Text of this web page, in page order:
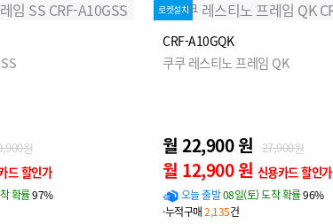
원
드 할인가
확률97%
로켓설치
CRF-A10GQK
쿠쿠 레스티노 프레임 QK
월 22,900 원 27,900원
월 12,900 원 신용카드 할인가
오늘 출발08일(토) 도착 확률96%
·누적구매2,135건